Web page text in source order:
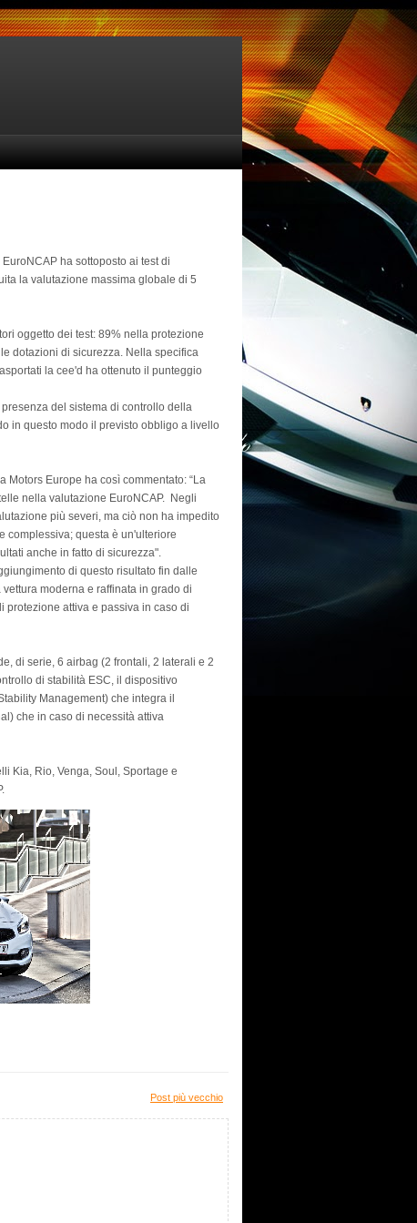
ha sottoposto ai test di
la valutazione massima globale di 5
oggetto dei test: 89% nella protezione
dotazioni di sicurezza. Nella specifica
la cee'd ha ottenuto il punteggio
del sistema di controllo della
in questo modo il previsto obbligo a livello
Motors Europe ha così commentato: “La
nella valutazione EuroNCAP. Negli
più severi, ma ciò non ha impedito
complessiva; questa è un'ulteriore
anche in fatto di sicurezza".
di questo risultato fin dalle
moderna e raffinata in grado di
attiva e passiva in caso di
di serie, 6 airbag (2 frontali, 2 laterali e 2
di stabilità ESC, il dispositivo
Management) che integra il
che in caso di necessità attiva
Kia, Rio, Venga, Soul, Sportage e
Post più vecchio